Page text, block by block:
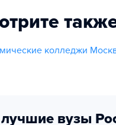
колледжи
вузы